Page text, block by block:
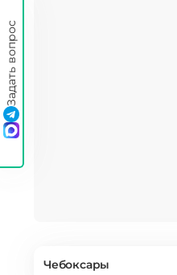
Задать вопрос
Чебоксары